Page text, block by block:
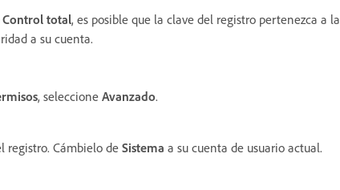
Control total, es posible que la clave del registro pertenezca a la
a su cuenta.
, seleccione Avanzado.
registro. Cámbielo de Sistema a su cuenta de usuario actual.